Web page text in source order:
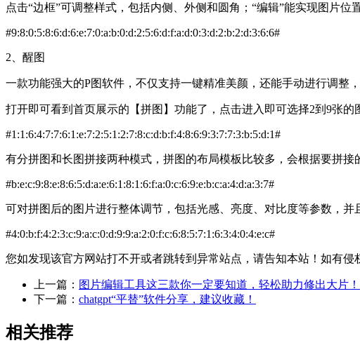
点击“边框”可调整样式，包括内侧、外侧和圆角；“编辑”能实现图片
#9:8:0:5:8:6:d:6:e:7:0:a:b:0:d:2:5:6:d:f:a:d:0:3:d:2:b:2:d:3:6:6#
2、醒图
一款功能强大的P图软件，不仅支持一键精准美颜，还能手动进行调整
打开即可看到首页展示的【拼图】功能了，点击进入即可选择2到9张的
#1:1:6:4:7:7:6:1:e:7:2:5:1:2:7:8:c:d:b:f:4:8:6:9:3:7:7:3:b:5:d:1#
有分拼图和长图拼接两种模式，拼图的布局模板比较多，会根据要拼
#b:e:c:9:8:e:8:6:5:d:a:e:6:1:8:1:6:f:a:0:c:6:9:e:b:c:a:4:d:a:3:7#
可对拼图后的图片进行整体调节，包括光感、亮度、对比度等参数，
#4:0:b:f:4:2:3:c:9:a:c:0:d:9:9:a:2:0:f:c:6:8:5:7:1:6:3:4:0:4:e:c#
您如发现该官方网站打不开或者跳转到异常站点，请告知本站！如有侵
上一篇： 图片编辑工具这三款你一定要知道，轻松助力修出大片！
下一篇： chatgpt“平替”软件分享，建议收藏！
相关推荐